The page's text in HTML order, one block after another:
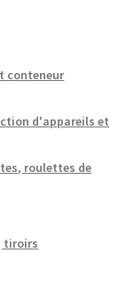
conteneur
d'appareils et
roulettes de
tiroirs